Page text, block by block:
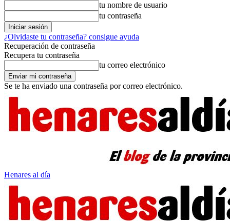
tu nombre de usuario
tu contraseña
¿Olvidaste tu contraseña? consigue ayuda
Recuperación de contraseña
Recupera tu contraseña
tu correo electrónico
Se te ha enviado una contraseña por correo electrónico.
Henares al día